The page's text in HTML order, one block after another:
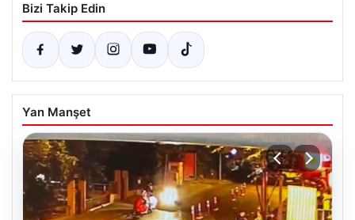
Bizi Takip Edin
Yan Manşet